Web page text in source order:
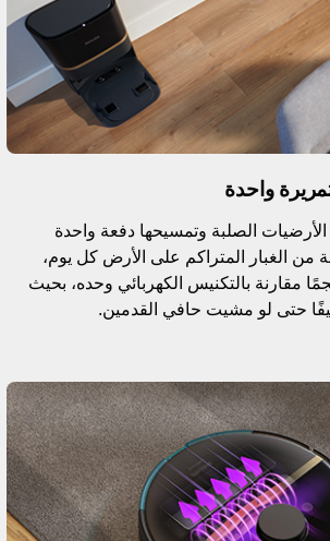
واحدة
الصلبة وتمسيحها دفعة واحدة
الغبار المتراكم على الأرض كل يوم،
مقارنة بالتكنيس الكهربائي وحده، بحيث
حتى لو مشيت حافي القدمين.